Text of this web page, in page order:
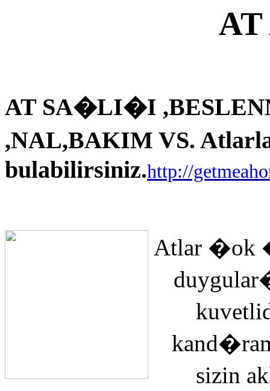
AT SA�LI�I
,NAL,BAKIM VS.
bulabilirsiniz.http://
Atlar �ok
sizin